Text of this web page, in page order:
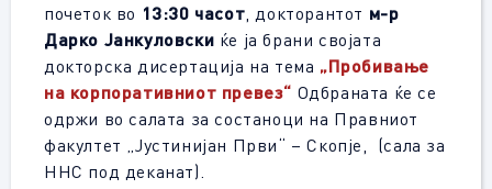
почеток во 13:30 часот, докторантот м-р
Дарко Јанкуловски ќе ја брани својата
докторска дисертација на тема „Пробивање
на корпоративниот превез“ Одбраната ќе се
одржи во салата за состаноци на Правниот
факултет „Јустинијан Први“ – Скопје, (сала за
ННС под деканат).